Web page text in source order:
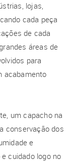
lojas,
cada peça
de cada
áreas de
para
acabamento
um capacho na
conservação dos
e
cuidado logo no